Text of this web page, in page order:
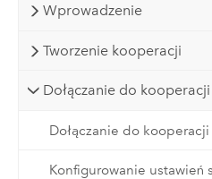
Wprowadzenie
Tworzenie kooperacji
Dołączanie do kooperacji
Dołączanie do
Konfigurowanie ustawień